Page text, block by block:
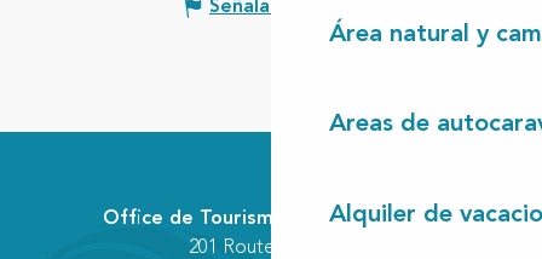
Área natural y
Areas de
Alquiler de
Señalar un error
Office de Tourisme Communautaire
201 Route des Lacs